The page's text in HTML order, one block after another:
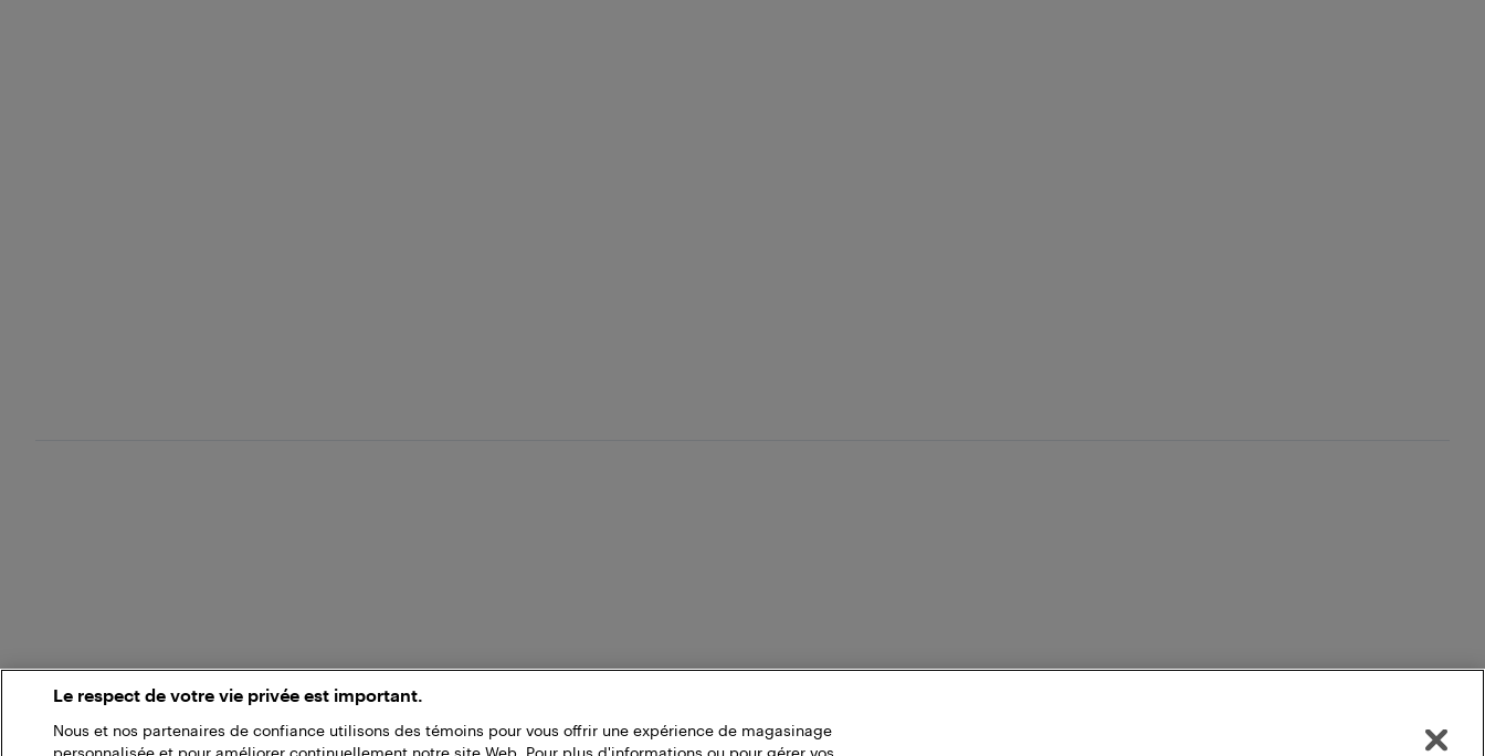
Le respect de votre vie privée est important.
Nous et nos partenaires de confiance utilisons des témoins pour vous offrir une expérience de magasinage
personnalisée et pour améliorer continuellement notre site Web. Pour plus d'informations ou pour gérer vos